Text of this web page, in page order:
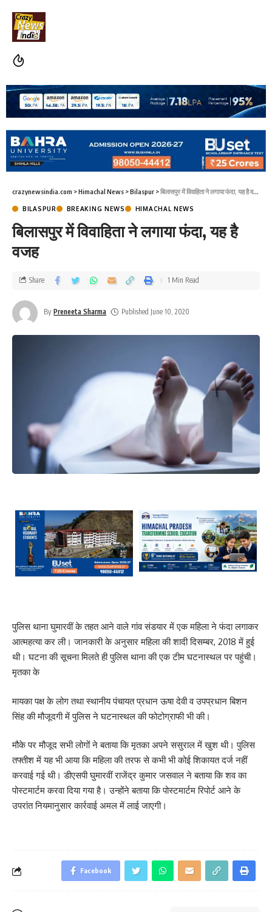
crazynewsindia.com >Himachal News >Bilaspur >बिलासपुर में विवाहिता ने लगाया फंदा, यह है वजह
BILASPUR BREAKING NEWS HIMACHAL NEWS
बिलासपुर में विवाहिता ने लगाया फंदा, यह है
वजह
By Preneeta Sharma Published June 10, 2020
Share 1 Min Read
पुलिस थाना घुमारवीं के तहत आने वाले गांव संडयार में एक महिला ने फंदा लगाकर
आत्महत्या कर ली। जानकारी के अनुसार महिला की शादी दिसम्बर, 2018 में हुई
थी। घटना की सूचना मिलते ही पुलिस थाना की एक टीम घटनास्थल पर पहुंची।
मृतका के
मायका पक्ष के लोग तथा स्थानीय पंचायत प्रधान ऊषा देवी व उपप्रधान बिशन
सिंह की मौजूदगी में पुलिस ने घटनास्थल की फोटोग्राफी भी की।
मौके पर मौजूद सभी लोगों ने बताया कि मृतका अपने ससुराल में खुश थी। पुलिस
तफ्तीश में यह भी आया कि महिला की तरफ से कभी भी कोई शिकायत दर्ज नहीं
करवाई गई थी। डीएसपी घुमारवीं राजेंद्र कुमार जसवाल ने बताया कि शव का
पोस्टमार्टम करवा दिया गया है। उन्होंने बताया कि पोस्टमार्टम रिपोर्ट आने के
उपरांत नियमानुसार कार्रवाई अमल में लाई जाएगी।
Facebook